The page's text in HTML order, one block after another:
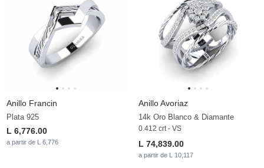
Anillo Francin
Plata 925
L 6,776.00
a partir de L 6,776
Anillo Avoriaz
14k Oro Blanco & Diamante
0.412 crt - VS
L 74,839.00
a partir de L 10,117